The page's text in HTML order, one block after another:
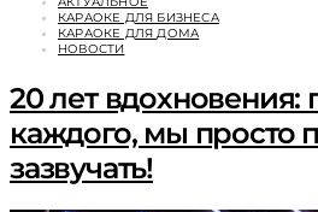
КАРАОКЕ ДЛЯ БИЗНЕСА
КАРАОКЕ ДЛЯ ДОМА
НОВОСТИ
20 лет вдохновения:
каждого, мы просто
зазвучать!